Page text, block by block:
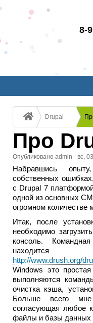
8-
Строка
навигации
Drupal
Про
Опубликовано admin - вс,
Набравшись
собственных
с Drupal 7
одной из основных
огромном количестве
Итак, после
необходимо
консоль.
http://www.drush.org/
Windows это
выполняются
очистка кэша,
Больше всего мне
согласующая любое
файлы и базы данных